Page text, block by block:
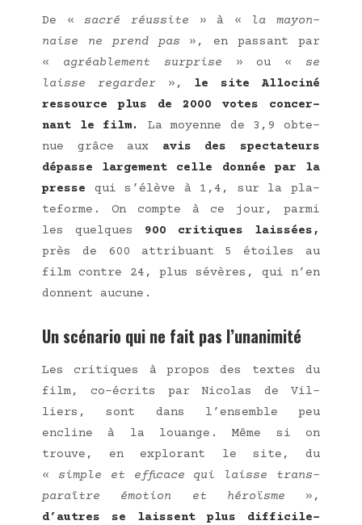
De « sacré réus­site » à « la mayon­
naise ne prend pas », en pas­sant par
« agréa­ble­ment sur­prise » ou « se
laisse regar­der»,
le site Allo­ci­né
res­source plus de 2000 votes concer­
nant le film.
La moyenne de 3,9 obte­
nue grâce aux avis des spec­ta­teurs
dépasse lar­ge­ment celle don­née par la
presse qui s’élève à 1,4, sur la pla­
te­forme. On compte à ce jour, par­mi
les quelques 900 cri­tiques lais­sées,
près de 600 attri­buant 5 étoiles au
film contre 24, plus sévères, qui n’en
donnent aucune.
Un scénario qui ne fait pas l’unanimité
Les cri­tiques à pro­pos des textes du
film, co-écrits par Nico­las de Vil­
liers, sont dans l’ensemble peu
encline à la louange. Même si on
trouve, en explo­rant le site, du
« simple et effi­cace qui laisse trans­
pa­raître émo­tion et héroïsme »,
d’autres se laissent plus dif­fi­ci­le­